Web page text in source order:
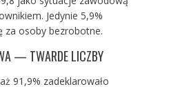
Jedynie 5,9%
za osoby bezrobotne.
— TWARDE LICZBY
91,9% zadeklarowało